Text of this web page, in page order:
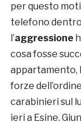
per questo
telefono dentro
l’aggressione
cosa fosse
appartamento,
forze
carabinieri sul
ieri a Esine.